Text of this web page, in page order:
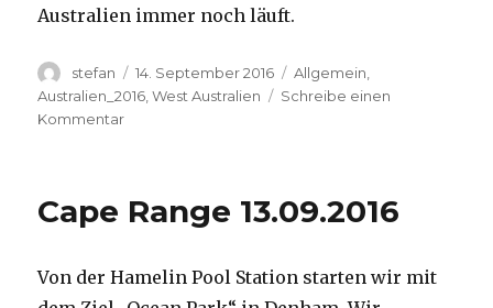
Australien immer noch läuft.
Autor
stefan
Veröffentlicht
am
14. September 2016 Kategorien
Allgemein
Australien_2016 ,West Australien
Schreibe einen
Kommentarzu
Cape Range 13.09.2016
Von der Hamelin Pool Station starten wir mit